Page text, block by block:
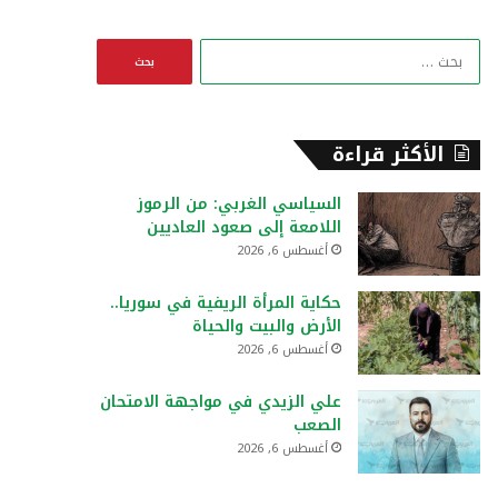
ا
:
الأكثر قراءة
السياسي الغربي: من الرموز
اللامعة إلى صعود العاديين
أغسطس 6, 2026
حكاية المرأة الريفية في سوريا..
الأرض والبيت والحياة
أغسطس 6, 2026
علي الزيدي في مواجهة الامتحان
الصعب
أغسطس 6, 2026